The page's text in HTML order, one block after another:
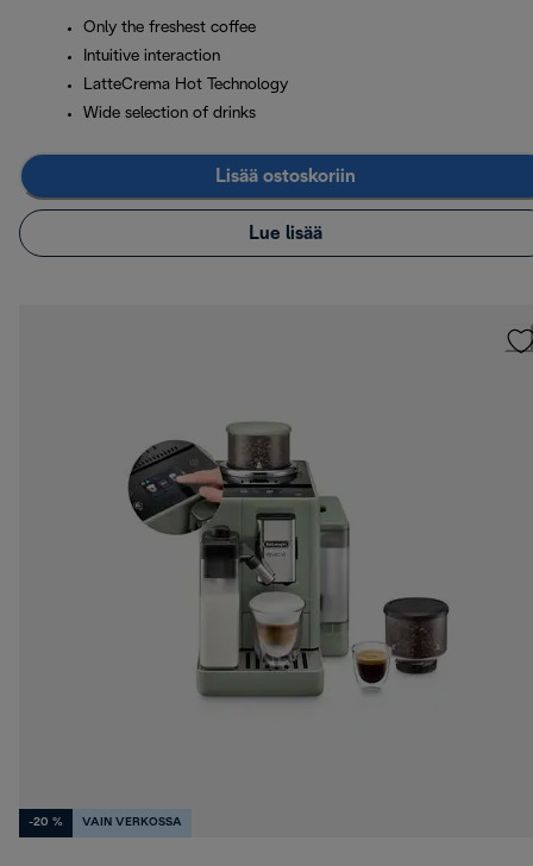
Only the freshest coffee
Intuitive interaction
LatteCrema Hot Technology
Wide selection of drinks
Lisää ostoskoriin
Lue lisää
-20 % VAIN VERKOSSA